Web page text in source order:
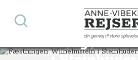
Anne-Vibeke
din genvej til store
Søg
Fæstningen
Destinationer Europa Tyskland Fæstningen